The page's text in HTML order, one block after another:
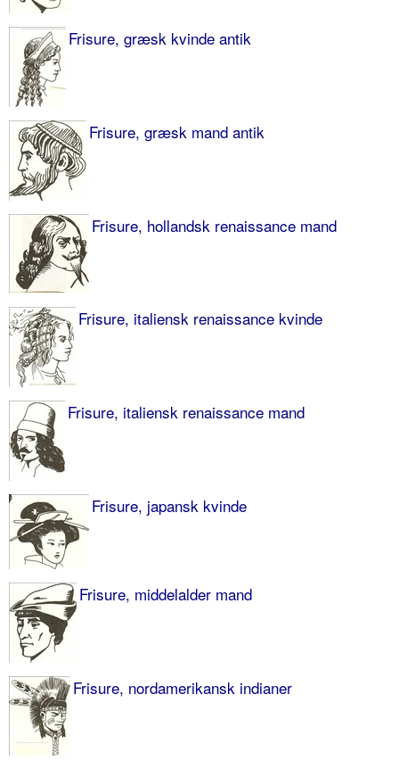
Frisure, græsk kvinde antik
Frisure, græsk mand antik
Frisure, hollandsk renaissance mand
Frisure, italiensk renaissance kvinde
Frisure, italiensk renaissance mand
Frisure, japansk kvinde
Frisure, middelalder mand
Frisure, nordamerikansk indianer